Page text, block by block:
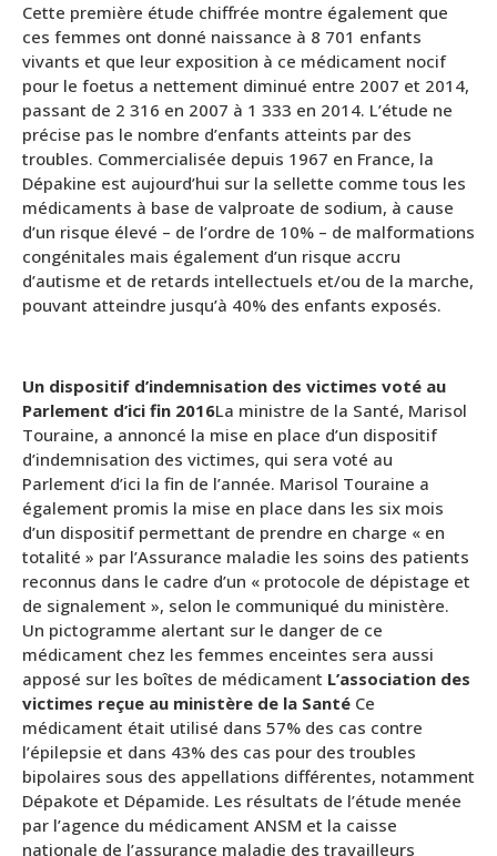
Cette première étude chiffrée montre également que
ces femmes ont donné naissance à 8 701 enfants
vivants et que leur exposition à ce médicament nocif
pour le foetus a nettement diminué entre 2007 et 2014,
passant de 2 316 en 2007 à 1 333 en 2014. L’étude ne
précise pas le nombre d’enfants atteints par des
troubles. Commercialisée depuis 1967 en France, la
Dépakine est aujourd’hui sur la sellette comme tous les
médicaments à base de valproate de sodium, à cause
d’un risque élevé – de l’ordre de 10% – de malformations
congénitales mais également d’un risque accru
d’autisme et de retards intellectuels et/ou de la marche,
pouvant atteindre jusqu’à 40% des enfants exposés.
Un dispositif d’indemnisation des victimes voté au
Parlement d’ici fin 2016La ministre de la Santé, Marisol
Touraine, a annoncé la mise en place d’un dispositif
d’indemnisation des victimes, qui sera voté au
Parlement d’ici la fin de l’année. Marisol Touraine a
également promis la mise en place dans les six mois
d’un dispositif permettant de prendre en charge « en
totalité » par l’Assurance maladie les soins des patients
reconnus dans le cadre d’un « protocole de dépistage et
de signalement », selon le communiqué du ministère.
Un pictogramme alertant sur le danger de ce
médicament chez les femmes enceintes sera aussi
apposé sur les boîtes de médicament L’association des
victimes reçue au ministère de la Santé Ce
médicament était utilisé dans 57% des cas contre
l’épilepsie et dans 43% des cas pour des troubles
bipolaires sous des appellations différentes, notamment
Dépakote et Dépamide. Les résultats de l’étude menée
par l’agence du médicament ANSM et la caisse
nationale de l’assurance maladie des travailleurs